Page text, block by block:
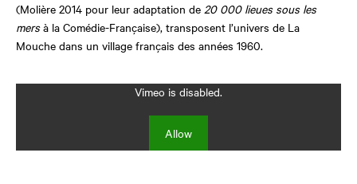
(Molière 2014 pour leur adaptation de 20 000 lieues sous les
mersà la Comédie-Française), transposent l’univers de La
Mouche dans un village français des années 1960.
Vimeo is disabled.
Allow